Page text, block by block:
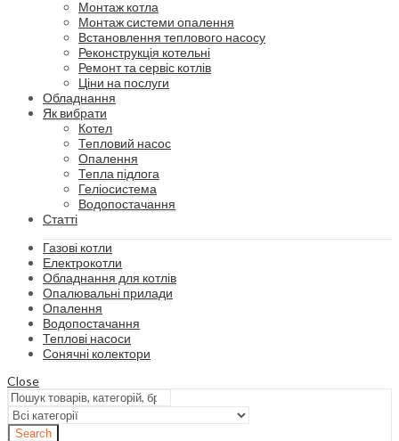
Монтаж котла
Монтаж системи опалення
Встановлення теплового насосу
Реконструкція котельні
Ремонт та сервіс котлів
Ціни на послуги
Обладнання
Як вибрати
Котел
Тепловий насос
Опалення
Тепла підлога
Геліосистема
Водопостачання
Статті
Газові котли
Електрокотли
Обладнання для котлів
Опалювальні прилади
Опалення
Водопостачання
Теплові насоси
Сонячні колектори
Close
Search